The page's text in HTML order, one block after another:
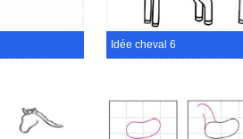
Idée cheval 6